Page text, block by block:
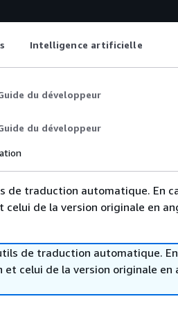
Intelligence artificielle
du développeur
du développeur
de traduction automatique. En
de la version originale en
de traduction automatique.
celui de la version originale en